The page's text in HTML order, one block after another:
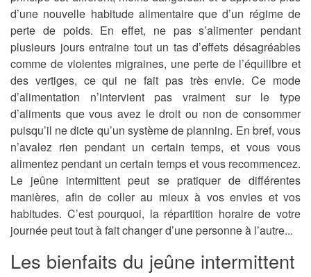
d’une nouvelle habitude alimentaire que d’un régime de
perte de poids. En effet, ne pas s’alimenter pendant
plusieurs jours entraine tout un tas d’effets désagréables
comme de violentes migraines, une perte de l’équilibre et
des vertiges, ce qui ne fait pas très envie. Ce mode
d’alimentation n’intervient pas vraiment sur le type
d’aliments que vous avez le droit ou non de consommer
puisqu’il ne dicte qu’un système de planning. En bref, vous
n’avalez rien pendant un certain temps, et vous vous
alimentez pendant un certain temps et vous recommencez.
Le jeûne intermittent peut se pratiquer de différentes
manières, afin de coller au mieux à vos envies et vos
habitudes. C’est pourquoi, la répartition horaire de votre
journée peut tout à fait changer d’une personne à l’autre...
Les bienfaits du jeûne intermittent